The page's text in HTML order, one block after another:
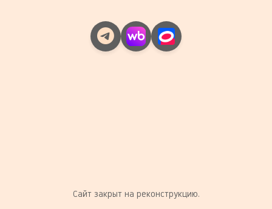
Сайт закрыт на реконструкцию.